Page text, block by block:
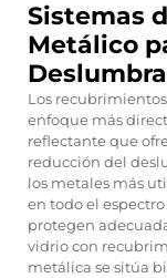
Sistemas
Metálico
Los
enfoque más
reflectante que
reducción del
los metales más
en todo el
protegen
vidrio con
metálica se sitúa